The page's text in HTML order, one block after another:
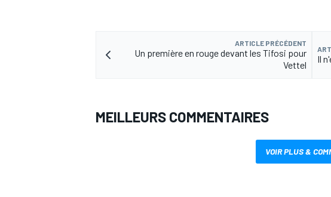
ARTICLE PRÉCÉDENT
Un première en rouge devant les Tifosi pour
Vettel
Il
MEILLEURS COMMENTAIRES
VOIR PLUS &